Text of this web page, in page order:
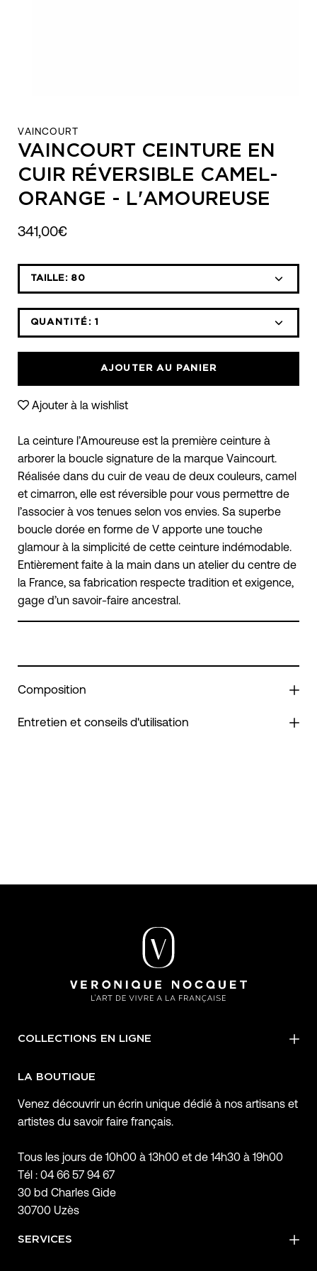
VAINCOURT
VAINCOURT CEINTURE EN
CUIR RÉVERSIBLE CAMEL-
ORANGE - L'AMOUREUSE
341,00€
TAILLE: 80
Sélectionnez
la
liste
déroulante
des
QUANTITÉ: 1
AJOUTER AU PANIER
Ajouter à la wishlist
La ceinture l’Amoureuse est la première ceinture à
arborer la boucle signature de la marque Vaincourt.
Réalisée dans du cuir de veau de deux couleurs, camel
et cimarron, elle est réversible pour vous permettre de
l’associer à vos tenues selon vos envies. Sa superbe
boucle dorée en forme de V apporte une touche
glamour à la simplicité de cette ceinture indémodable.
Entièrement faite à la main dans un atelier du centre de
la France, sa fabrication respecte tradition et exigence,
gage d’un savoir-faire ancestral.
Composition
Entretien et conseils d'utilisation
COLLECTIONS EN LIGNE
LA BOUTIQUE
Venez découvrir un écrin unique dédié à nos artisans et
artistes du savoir faire français.
Tous les jours de 10h00 à 13h00 et de 14h30 à 19h00
Tél : 04 66 57 94 67
30 bd Charles Gide
30700 Uzès
SERVICES